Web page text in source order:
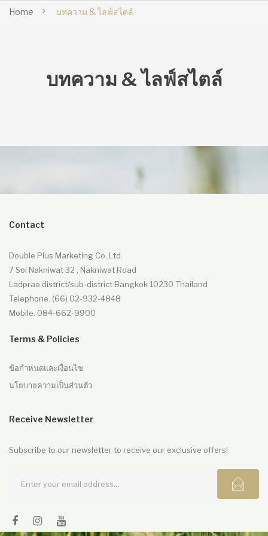
Home บทความ & ไลฟ์สไตล์
บทความ & ไลฟ์สไตล์
Contact
Double Plus Marketing Co.,Ltd.
7 Soi Nakniwat 32 , Nakniwat Road
Ladprao district/sub-district Bangkok 10230 Thailand
Telephone. (66) 02-932-4848
Mobile. 084-662-9900
Terms & Policies
ข้อกำหนดและเงื่อนไข
นโยบายความเป็นส่วนตัว
Receive Newsletter
Subscribe to our newsletter to receive our exclusive offers!